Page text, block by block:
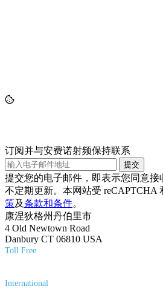
订阅并与安费诺射频保持联系
提交
提交您的电子邮件，即表示您同意接
不定期更新。本网站受 reCAPTCHA
策及条款和条件。
康涅狄格州丹伯里市
4 Old Newtown Road
Danbury CT 06810 USA
Toll Free
International